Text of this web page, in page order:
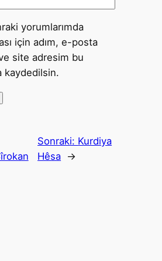
yorumlarımda
için adım, e-posta
site adresim bu
kaydedilsin.
Sonraki: Kurdiya
Hêsa →